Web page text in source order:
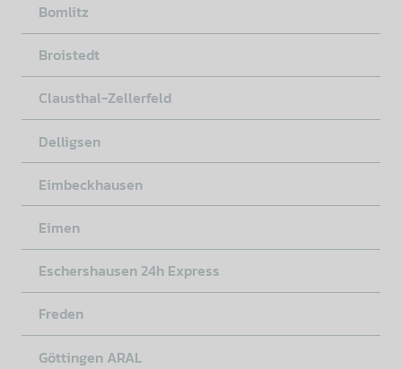
Bomlitz
Broistedt
Clausthal-Zellerfeld
Delligsen
Eimbeckhausen
Eimen
Eschershausen 24h Express
Freden
Göttingen ARAL